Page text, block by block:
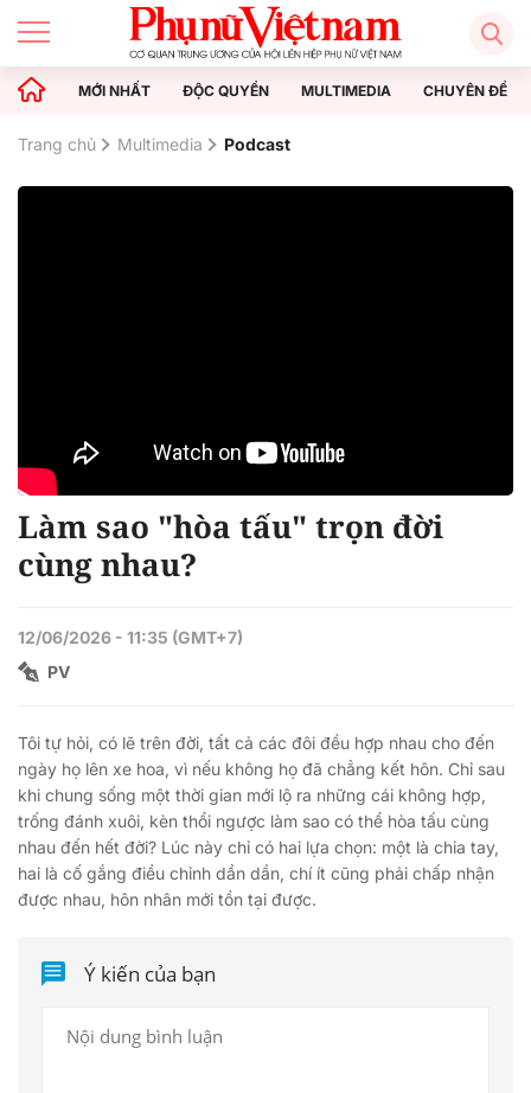
MỚI NHẤT ĐỘC QUYỀN MULTIMEDIA CHUYÊN ĐỀ
Trang chủ Multimedia Podcast
Làm sao "hòa tấu" trọn đời
cùng nhau?
12/06/2026 - 11:35 (GMT+7)
PV
Tôi tự hỏi, có lẽ trên đời, tất cả các đôi đều hợp nhau cho đến
ngày họ lên xe hoa, vì nếu không họ đã chẳng kết hôn. Chỉ sau
khi chung sống một thời gian mới lộ ra những cái không hợp,
trống đánh xuôi, kèn thổi ngược làm sao có thể hòa tấu cùng
nhau đến hết đời? Lúc này chỉ có hai lựa chọn: một là chia tay,
hai là cố gắng điều chỉnh dần dần, chí ít cũng phải chấp nhận
được nhau, hôn nhân mới tồn tại được.
Ý kiến của bạn